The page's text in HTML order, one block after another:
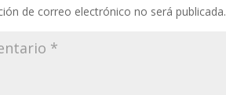
de correo electrónico no será publicada.